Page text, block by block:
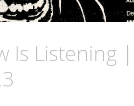
Is Listening